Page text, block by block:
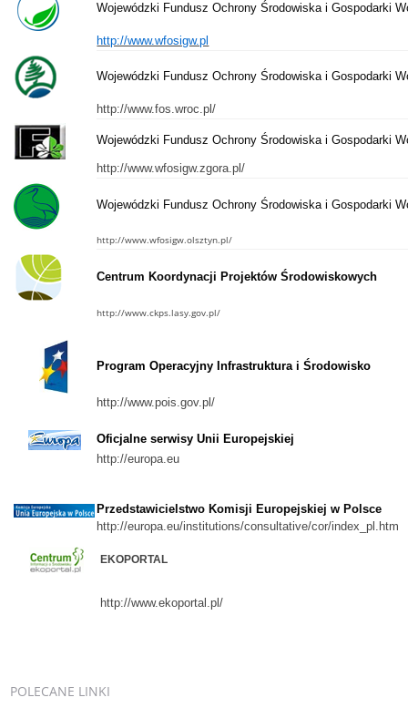
Wojewódzki Fundusz Ochrony Środowiska i Gospodarki
http://www.wfosigw.pl
Wojewódzki Fundusz Ochrony Środowiska i Gospodarki
http://www.fos.wroc.pl/
Wojewódzki Fundusz Ochrony Środowiska i Gospodarki
http://www.wfosigw.zgora.pl/
Wojewódzki Fundusz Ochrony Środowiska i Gospodarki
http://www.wfosigw.olsztyn.pl/
Centrum Koordynacji Projektów Środowiskowych
http://www.ckps.lasy.gov.pl/
Program Operacyjny Infrastruktura i Środowisko
http://www.pois.gov.pl/
Oficjalne serwisy Unii Europejskiej
http://europa.eu
Przedstawicielstwo Komisji Europejskiej w Polsce
http://europa.eu/institutions/consultative/cor/index_pl.htm
EKOPORTAL
http://www.ekoportal.pl/
POLECANE LINKI